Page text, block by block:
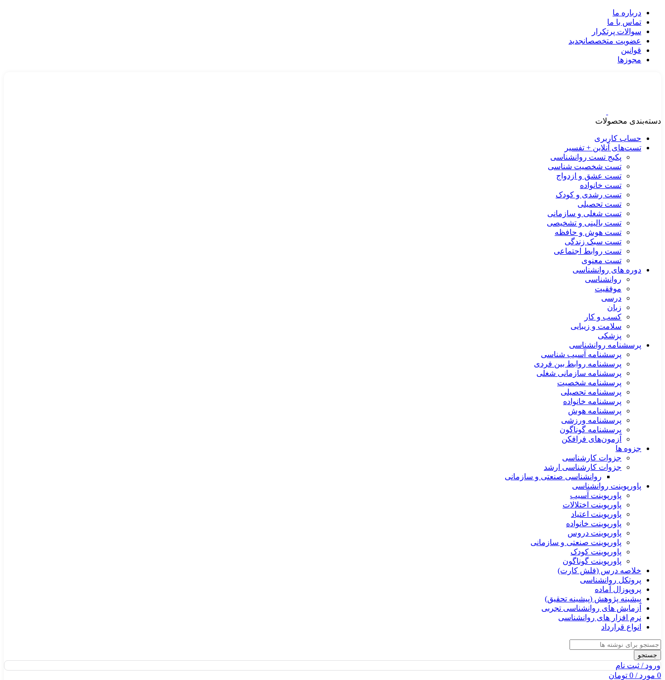
درباره ما
تماس با ما
سوالات پرتکرار
عضویت متخصصانجدید
قوانین
مجوزها
دسته‌بندی محصولات
حساب کاربری
تست‌های آنلاین + تفسیر
پکیج تست روانشناسی
تست شخصیت شناسی
تست عشق و ازدواج
تست خانواده
تست رشدی و کودک
تست تحصیلی
تست شغلی و سازمانی
تست بالینی و تشخیصی
تست هوش و حافظه
تست سبک زندگی
تست روابط اجتماعی
تست معنوی
دوره های روانشناسی
روانشناسی
موفقیت
درسی
زبان
کسب و کار
سلامت و زیبایی
پزشکی
پرسشنامه روانشناسی
پرسشنامه آسیب شناسی
پرسشنامه روابط بین فردی
پرسشنامه سازمانی شغلی
پرسشنامه شخصیت
پرسشنامه تحصیلی
پرسشنامه خانواده
پرسشنامه هوش
پرسشنامه ورزشی
پرسشنامه گوناگون
آزمون‌های فرافکن
جزوه ها
جزوات کارشناسی
جزوات کارشناسی ارشد
روانشناسی صنعتی و سازمانی
پاورپوینت روانشناسی
پاورپوینت آسیب
پاورپوینت اختلالات
پاورپوینت اعتیاد
پاورپوینت خانواده
پاورپوینت دروس
پاورپوینت صنعتی و سازمانی
پاورپوینت کودک
پاورپوینت گوناگون
خلاصه درس (فلش کارت)
پروتکل روانشناسی
پروپوزال آماده
پیشینه پژوهش (پیشینه تحقیق)
آزمایش های روانشناسی تجربی
نرم افزار های روانشناسی
انواع قرارداد
جستجو
ورود / ثبت نام
0 مورد/
0 تومان